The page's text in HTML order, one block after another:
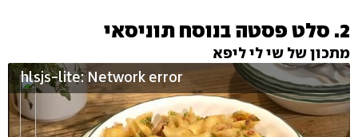
2. סלט פסטה בנוסח תוניסאי
מתכון של שי לי ליפא
hlsjs-lite: Network error